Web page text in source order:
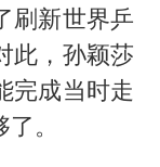
刷新世界乒
此，孙颖莎
完成当时走
。